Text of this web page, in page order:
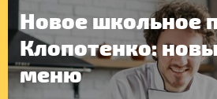
Новое школьное
Клопотенко:
меню